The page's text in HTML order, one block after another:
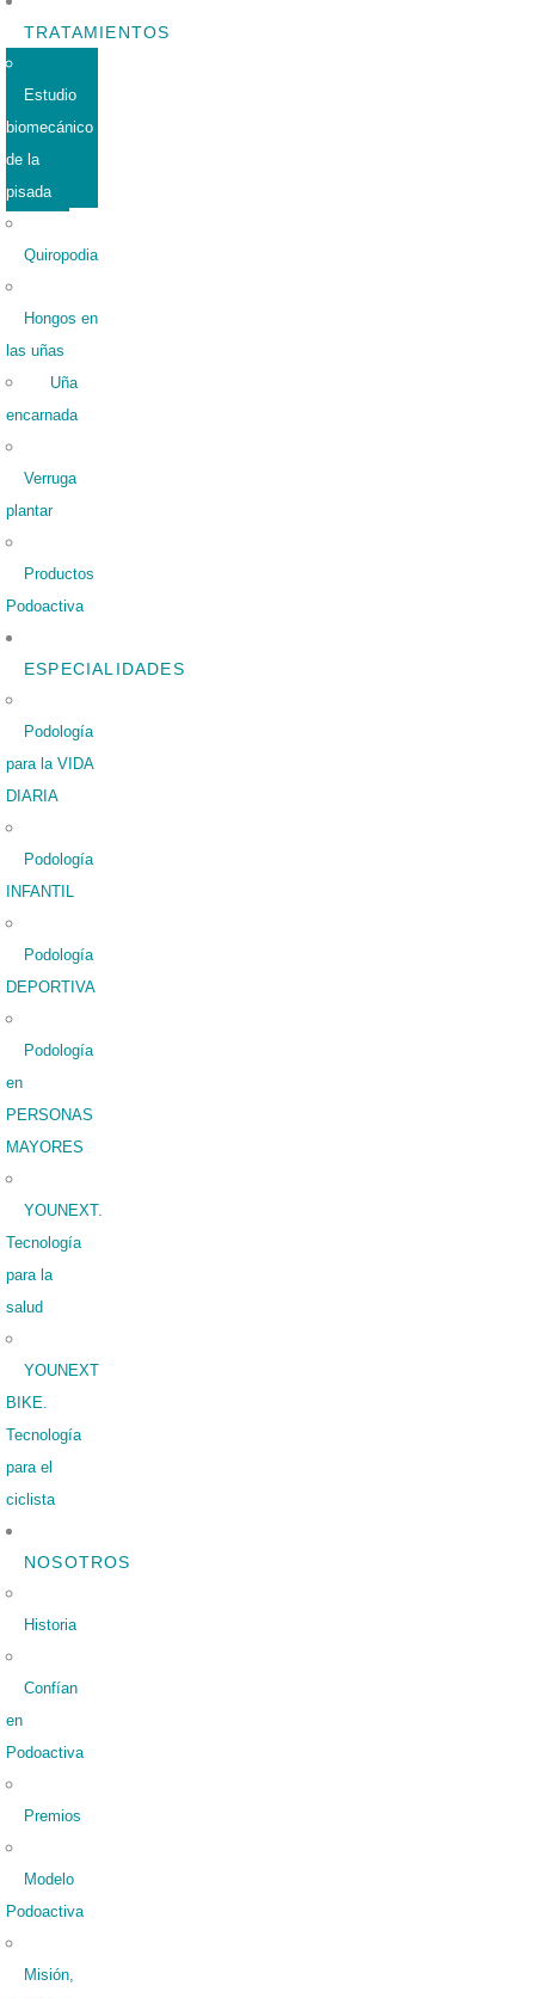
TRATAMIENTOS
Estudio
biomecánico
de la
pisada
Quiropodia
Hongos en
las uñas
Uña
encarnada
Verruga
plantar
Productos
Podoactiva
ESPECIALIDADES
Podología
para la VIDA
DIARIA
Podología
INFANTIL
Podología
DEPORTIVA
Podología
en
PERSONAS
MAYORES
YOUNEXT.
Tecnología
para la
salud
YOUNEXT
BIKE.
Tecnología
para el
ciclista
NOSOTROS
Historia
Confían
en
Podoactiva
Premios
Modelo
Podoactiva
Misión,